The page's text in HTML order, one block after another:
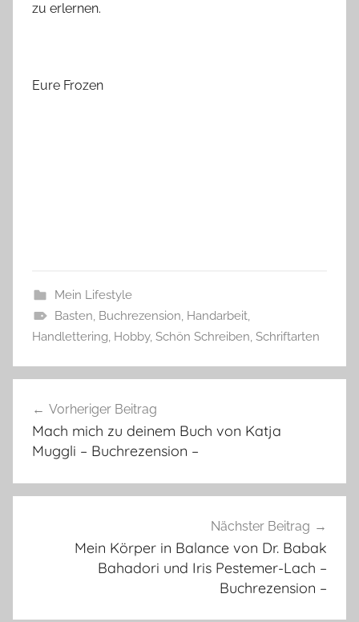
zu erlernen.
Eure Frozen
Mein Lifestyle
Basten, Buchrezension, Handarbeit,
Handlettering, Hobby, Schön Schreiben, Schriftarten
Vorheriger Beitrag
Mach mich zu deinem Buch von Katja
Muggli – Buchrezension –
Nächster Beitrag
Mein Körper in Balance von Dr. Babak
Bahadori und Iris Pestemer-Lach –
Buchrezension –